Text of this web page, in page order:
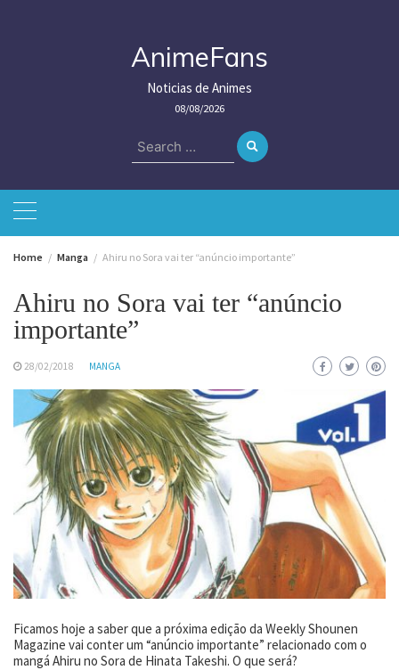
AnimeFans
Noticias de Animes
08/08/2026
Search
for:
Home Manga Ahiru no Sora vai ter “anúncio importante”
Ahiru no Sora vai ter “anúncio
importante”
28/02/2018 MANGA
Ficamos hoje a saber que a próxima edição da Weekly Shounen
Magazine vai conter um “anúncio importante” relacionado com o
mangá Ahiru no Sora de Hinata Takeshi. O que será?